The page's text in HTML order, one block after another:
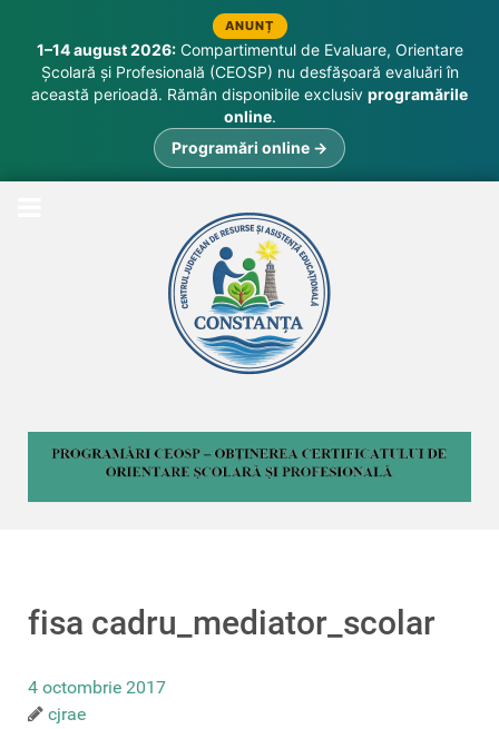
ANUNȚ
1–14 august 2026:Compartimentul de Evaluare, Orientare
Școlară și Profesională (CEOSP) nu desfășoară evaluări în
această perioadă. Rămân disponibile exclusiv programările
online.
Programări online →
fisa cadru_mediator_scolar
4 octombrie 2017
cjrae